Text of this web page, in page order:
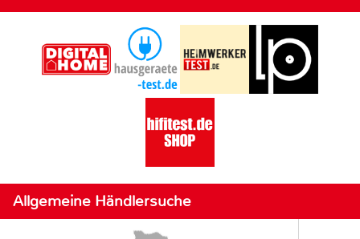
Allgemeine Händlersuche